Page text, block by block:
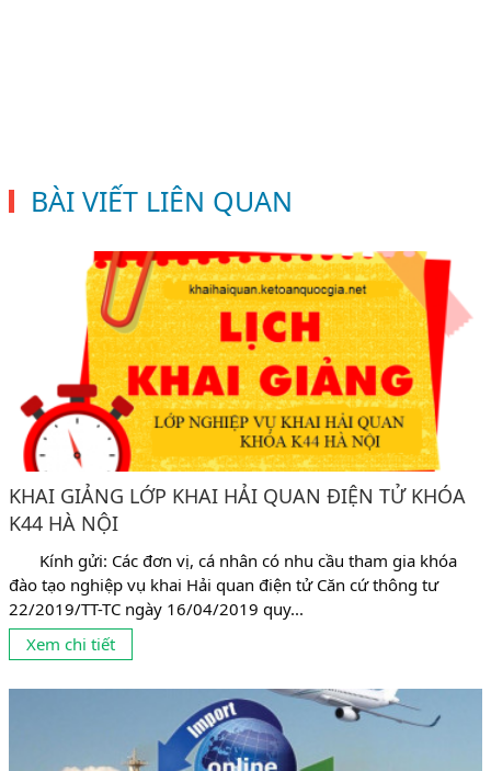
BÀI VIẾT LIÊN QUAN
KHAI GIẢNG LỚP KHAI HẢI QUAN ĐIỆN TỬ KHÓA
K44 HÀ NỘI
Kính gửi: Các đơn vị, cá nhân có nhu cầu tham gia khóa
đào tạo nghiệp vụ khai Hải quan điện tử Căn cứ thông tư
22/2019/TT-TC ngày 16/04/2019 quy...
Xem chi tiết